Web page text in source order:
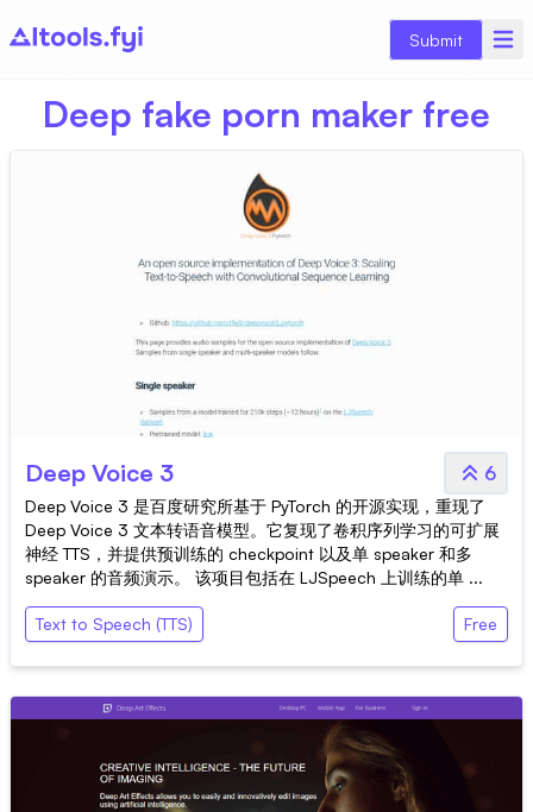
Submit
Deep fake porn maker free
Deep Voice 3 6
Deep Voice 3 是百度研究所基于 PyTorch 的开源实现，重现了
Deep Voice 3 文本转语音模型。它复现了卷积序列学习的可扩展
神经 TTS，并提供预训练的 checkpoint 以及单 speaker 和多
speaker 的音频演示。 该项目包括在 LJSpeech 上训练的单 ...
Text to Speech (TTS) Free